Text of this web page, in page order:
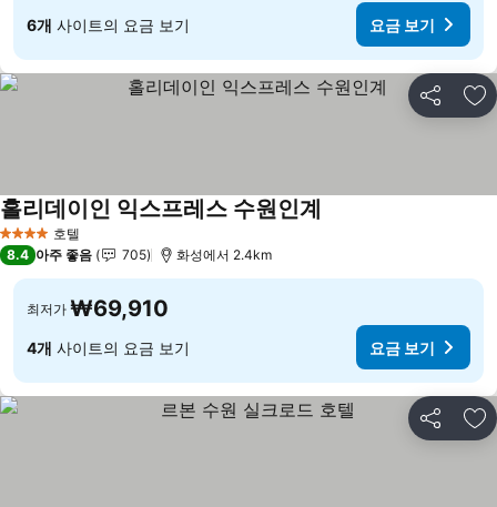
6개 사이트의 요금 보기 요금 보기
공유 즐
4 성급 호텔
홀리데이인 익스프레스 수원인계
8.4 아주 좋음 705 화성에서 2.4km
최저가 ₩69,910
4개 사이트의 요금 보기 요금 보기
공유 즐